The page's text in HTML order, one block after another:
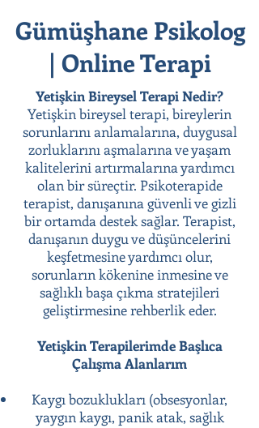
Gümüşhane Psikolog
| Online Terapi
Yetişkin Bireysel Terapi Nedir?
Yetişkin bireysel terapi, bireylerin
sorunlarını anlamalarına, duygusal
zorluklarını aşmalarına ve yaşam
kalitelerini artırmalarına yardımcı
olan bir süreçtir. Psikoterapide
terapist, danışanına güvenli ve gizli
bir ortamda destek sağlar. Terapist,
danışanın duygu ve düşüncelerini
keşfetmesine yardımcı olur,
sorunların kökenine inmesine ve
sağlıklı başa çıkma stratejileri
geliştirmesine rehberlik eder.
Yetişkin Terapilerimde Başlıca
Çalışma Alanlarım
Kaygı bozuklukları (obsesyonlar,
yaygın kaygı, panik atak, sağlık